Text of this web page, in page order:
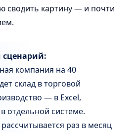
сводить картину — и почти
сценарий:
компания на 40
склад в торговой
— в Excel,
отдельной системе.
раз в месяц